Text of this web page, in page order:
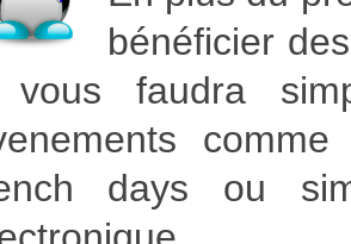
bénéficier
faudra
days ou